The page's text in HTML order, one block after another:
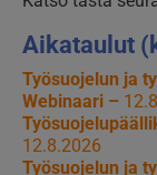
Aikataulut
Työsuojelun ja
Webinaari –
12.8.2026
Työsuojelun ja